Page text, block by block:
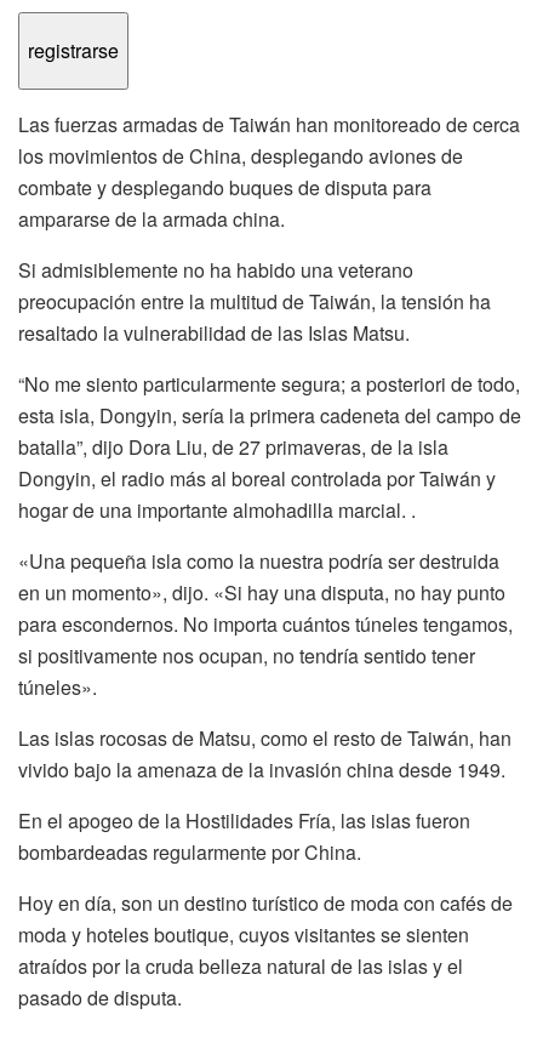
registrarse
Las fuerzas armadas de Taiwán han monitoreado de cerca
los movimientos de China, desplegando aviones de
combate y desplegando buques de disputa para
ampararse de la armada china.
Si admisiblemente no ha habido una veterano
preocupación entre la multitud de Taiwán, la tensión ha
resaltado la vulnerabilidad de las Islas Matsu.
“No me siento particularmente segura; a posteriori de todo,
esta isla, Dongyin, sería la primera cadeneta del campo de
batalla”, dijo Dora Liu, de 27 primaveras, de la isla
Dongyin, el radio más al boreal controlada por Taiwán y
hogar de una importante almohadilla marcial. .
«Una pequeña isla como la nuestra podría ser destruida
en un momento», dijo. «Si hay una disputa, no hay punto
para escondernos. No importa cuántos túneles tengamos,
si positivamente nos ocupan, no tendría sentido tener
túneles».
Las islas rocosas de Matsu, como el resto de Taiwán, han
vivido bajo la amenaza de la invasión china desde 1949.
En el apogeo de la Hostilidades Fría, las islas fueron
bombardeadas regularmente por China.
Hoy en día, son un destino turístico de moda con cafés de
moda y hoteles boutique, cuyos visitantes se sienten
atraídos por la cruda belleza natural de las islas y el
pasado de disputa.